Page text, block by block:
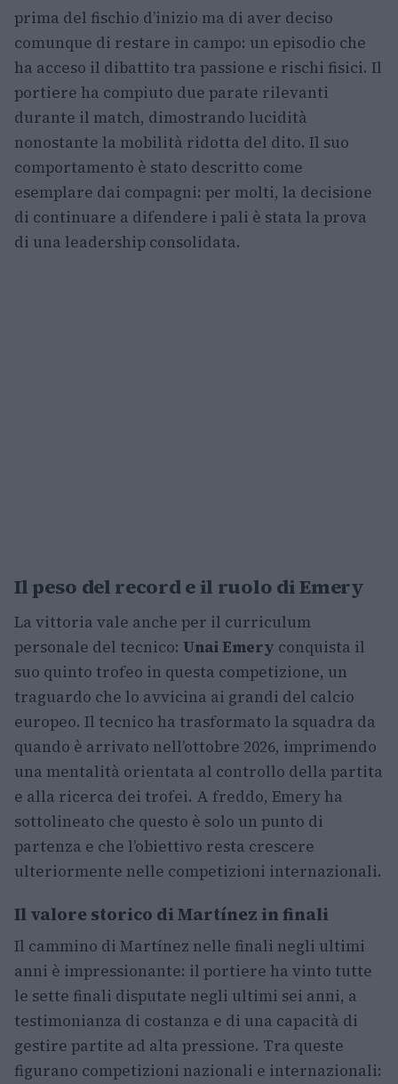
prima del fischio d’inizio ma di aver deciso
comunque di restare in campo: un episodio che
ha acceso il dibattito tra passione e rischi fisici. Il
portiere ha compiuto due parate rilevanti
durante il match, dimostrando lucidità
nonostante la mobilità ridotta del dito. Il suo
comportamento è stato descritto come
esemplare dai compagni: per molti, la decisione
di continuare a difendere i pali è stata la prova
di una leadership consolidata.
Il peso del record e il ruolo di Emery
La vittoria vale anche per il curriculum
personale del tecnico: Unai Emery conquista il
suo quinto trofeo in questa competizione, un
traguardo che lo avvicina ai grandi del calcio
europeo. Il tecnico ha trasformato la squadra da
quando è arrivato nell’ottobre 2026, imprimendo
una mentalità orientata al controllo della partita
e alla ricerca dei trofei. A freddo, Emery ha
sottolineato che questo è solo un punto di
partenza e che l’obiettivo resta crescere
ulteriormente nelle competizioni internazionali.
Il valore storico di Martínez in finali
Il cammino di Martínez nelle finali negli ultimi
anni è impressionante: il portiere ha vinto tutte
le sette finali disputate negli ultimi sei anni, a
testimonianza di costanza e di una capacità di
gestire partite ad alta pressione. Tra queste
figurano competizioni nazionali e internazionali: